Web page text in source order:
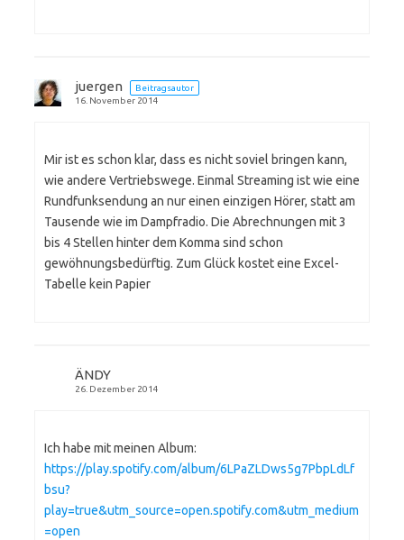
juergen
Beitragsautor
16. November 2014
Mir ist es schon klar, dass es nicht soviel bringen kann,
wie andere Vertriebswege. Einmal Streaming ist wie eine
Rundfunksendung an nur einen einzigen Hörer, statt am
Tausende wie im Dampfradio. Die Abrechnungen mit 3
bis 4 Stellen hinter dem Komma sind schon
gewöhnungsbedürftig. Zum Glück kostet eine Excel-
Tabelle kein Papier
ÄNDY
26. Dezember 2014
Ich habe mit meinen Album:
https://play.spotify.com/album/6LPaZLDws5g7PbpLdLf
bsu?
play=true&utm_source=open.spotify.com&utm_medium
=open